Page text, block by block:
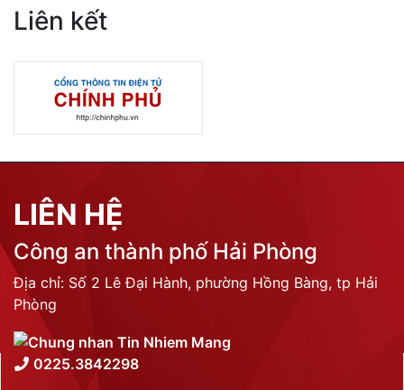
Liên kết
LIÊN HỆ
Công an thành phố Hải Phòng
Địa chỉ: Số 2 Lê Đại Hành, phường Hồng Bàng, tp Hải
Phòng
0225.3842298